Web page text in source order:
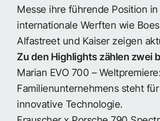
Messe ihre führende Position
internationale Werften wie
Alfastreet und Kaiser zeigen
Zu den Highlights zählen zwei
Marian EVO 700 –
Familienunternehmens steht
innovative Technologie.